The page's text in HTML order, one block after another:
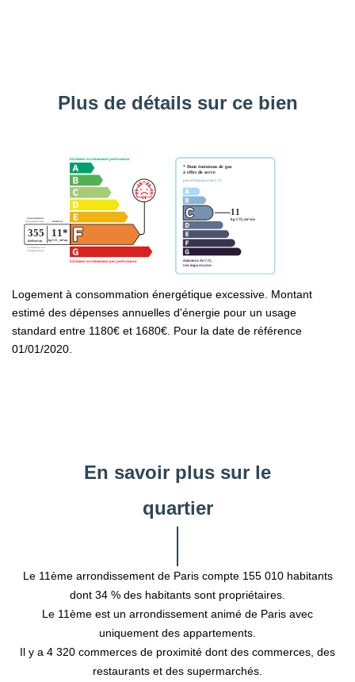
Plus de détails sur ce bien
Logement à consommation énergétique excessive. Montant
estimé des dépenses annuelles d'énergie pour un usage
standard entre 1180€ et 1680€. Pour la date de référence
01/01/2020.
En savoir plus sur le
quartier
Le 11ème arrondissement de Paris compte 155 010 habitants
dont 34 % des habitants sont propriétaires.
Le 11ème est un arrondissement animé de Paris avec
uniquement des appartements.
Il y a 4 320 commerces de proximité dont des commerces, des
restaurants et des supermarchés.